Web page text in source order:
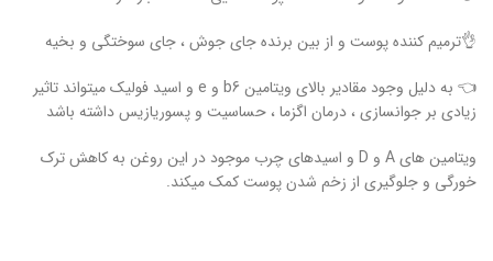
👌ترمیم کننده پوست و از بین برنده جای جوش ، جای سوختگی و بخیه
👈 به دلیل وجود مقادیر بالای ویتامین b6 و e و اسید فولیک میتواند تاثیر
زیادی بر جوانسازی ، درمان اگزما ، حساسیت و پسوریازیس داشته باشد
ویتامین های A و D و اسیدهای چرب موجود در این روغن به کاهش ترک
خورگی و جلوگیری از زخم شدن پوست کمک میکند.